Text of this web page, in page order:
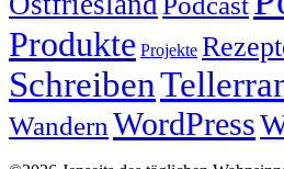
Produkte Projekte
Schreiben
Wandern WordPress